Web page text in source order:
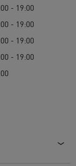
- 19:00
- 19:00
- 19:00
- 19:00